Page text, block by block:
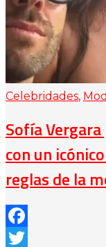
Celebridades,
Sofía
con un
reglas de la
Facebook